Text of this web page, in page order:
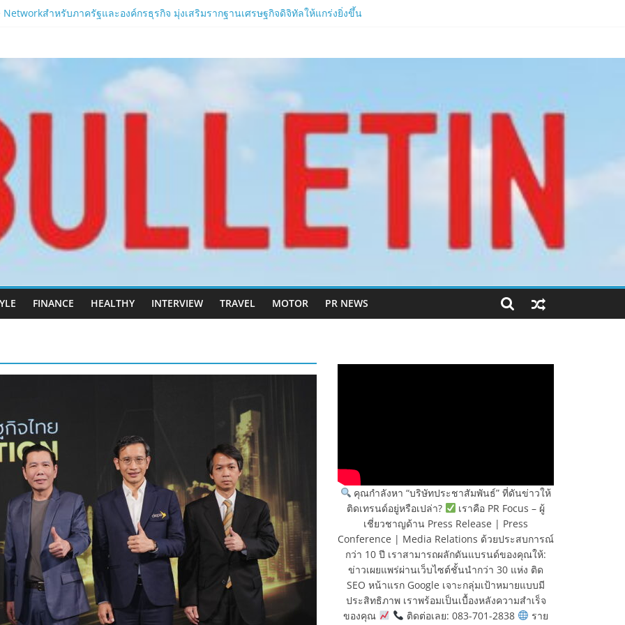
เปิดตัวเซิร์ฟใหม่ ‘Helena’ บูสต์ EXP กระฉูด 50% พร้อมแจกซัมมอนสูงสุด 1,111 ครั้ง!
า’ เซิร์ฟเวอร์ใหม่ของ LORDNINE 29 ก.ค. นี้
เปิด “Helena” เซิร์ฟฯ ใหม่ พร้อมอาวุธเคียวและศึกกิลด์-PvP เดือดครึ่งปีหลัง 2026
FINANCE HEALTHY INTERVIEW TRAVEL MOTOR PR NEWS
คุณกำลังหา “บริษัทประชาสัมพันธ์” ที่ดันข่าวให้
ติดเทรนด์อยู่หรือเปล่า?
เราคือ PR Focus – ผู้
เชี่ยวชาญด้าน Press Release | Press
Conference | Media Relations ด้วยประสบการณ์
กว่า 10 ปี เราสามารถผลักดันแบรนด์ของคุณให้:
ข่าวเผยแพร่ผ่านเว็บไซต์ชั้นนำกว่า 30 แห่ง ติด
SEO หน้าแรก Google เจาะกลุ่มเป้าหมายแบบมี
ประสิทธิภาพ เราพร้อมเป็นเบื้องหลังความสำเร็จ
ของคุณ
ติดต่อเลย: 083-701-2838
ราย